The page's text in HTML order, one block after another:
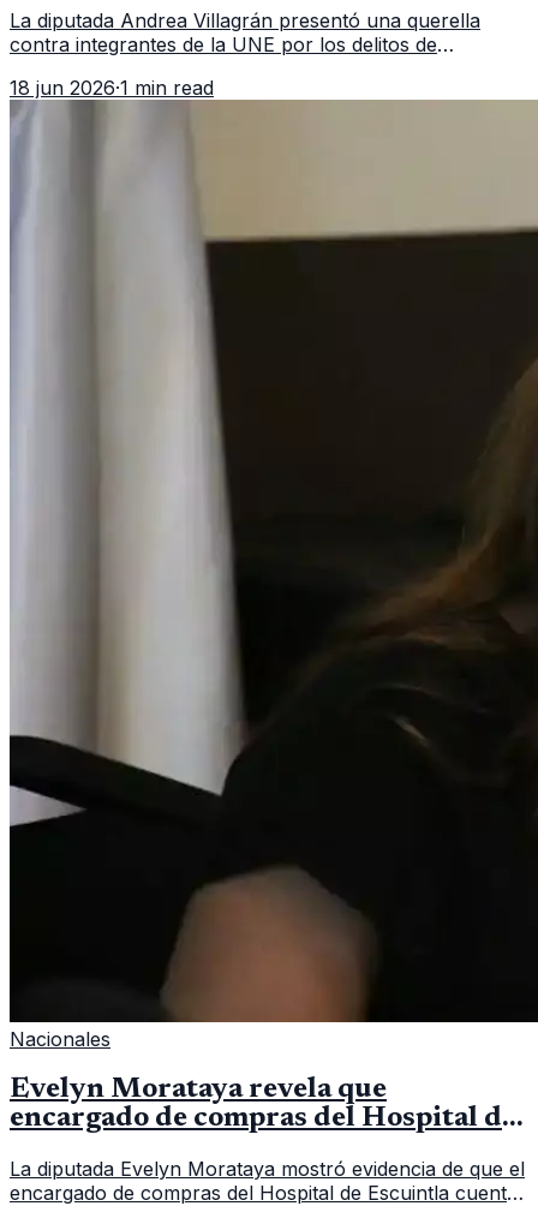
La diputada Andrea Villagrán presentó una querella
contra integrantes de la UNE por los delitos de
18 jun 2026·1 min read
Nacionales
Evelyn Morataya revela que
encargado de compras del Hospital de
La diputada Evelyn Morataya mostró evidencia de que el
encargado de compras del Hospital de Escuintla cuenta